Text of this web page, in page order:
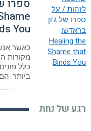
ספרו
You
כאשר
מקורות
כלל
ביותר.
רגע של נחת